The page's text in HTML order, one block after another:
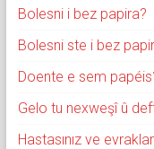
Bolesni i bez papira?
Bolesni ste i bez
Doente e sem
Gelo tu nexweşî û
Hastasınız ve